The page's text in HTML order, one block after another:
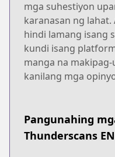
mga suhestiyon
karanasan ng lahat.
hindi lamang isang
kundi isang
manga na
kanilang mga
Pangunahing
Thunderscans EN